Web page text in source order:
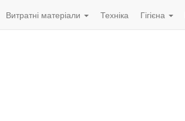
Витратні матеріали Техніка Гігієна